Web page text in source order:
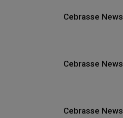
Cebrasse
Cebrasse
Cebrasse